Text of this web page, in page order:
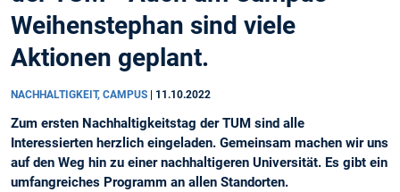
Weihenstephan sind viele
Aktionen geplant.
NACHHALTIGKEIT, CAMPUS 11.10.2022
Zum ersten Nachhaltigkeitstag der TUM sind alle
Interessierten herzlich eingeladen. Gemeinsam machen wir uns
auf den Weg hin zu einer nachhaltigeren Universität. Es gibt ein
umfangreiches Programm an allen Standorten.